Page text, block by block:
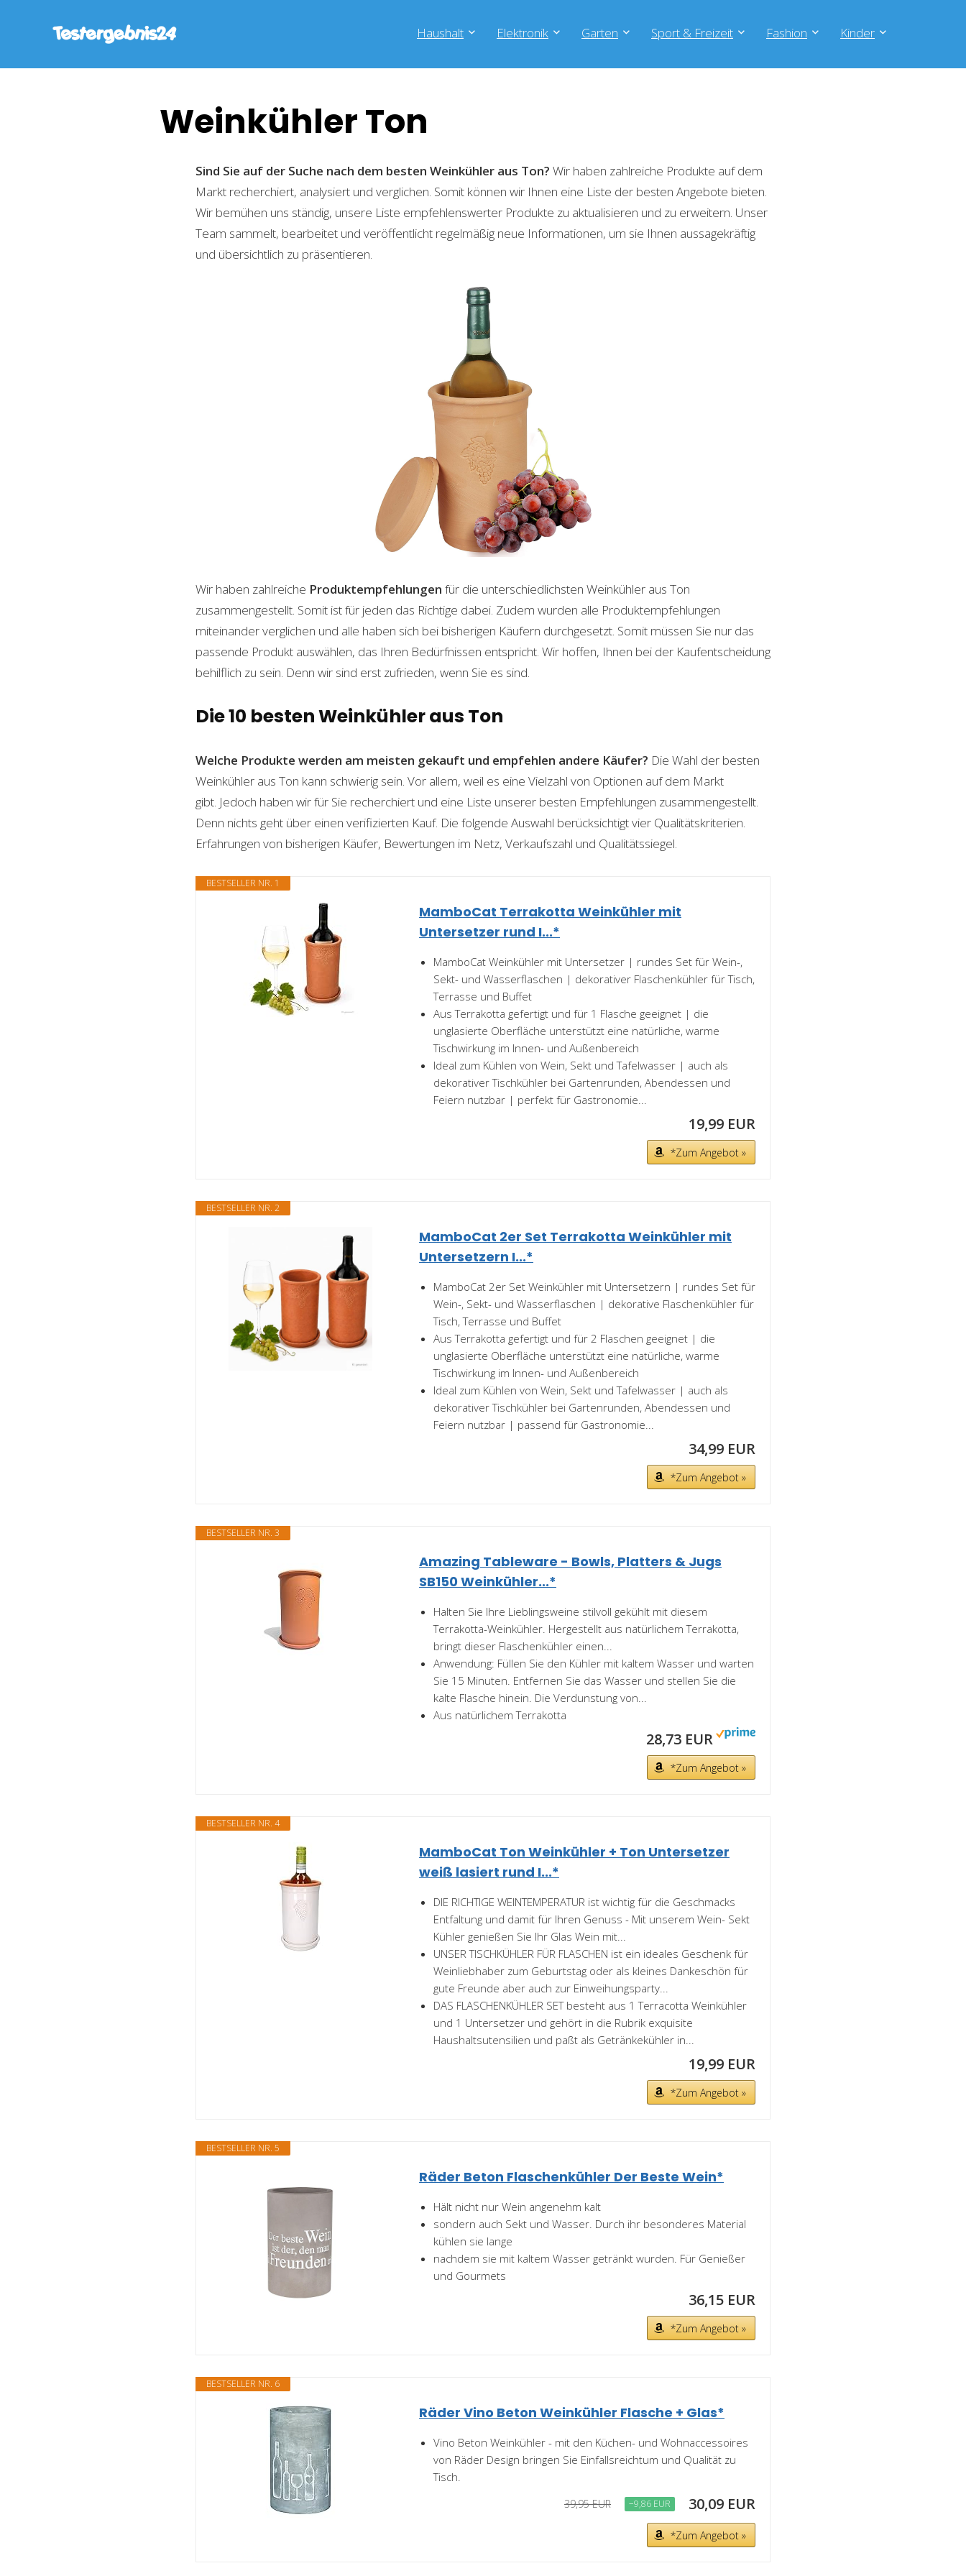
Haushalt Elektronik Garten Sport & Freizeit Fashion Kinder
Weinkühler Ton
Sind Sie auf der Suche nach dem besten Weinkühler aus Ton? Wir haben zahlreiche Produkte auf dem
Markt recherchiert, analysiert und verglichen. Somit können wir Ihnen eine Liste der besten Angebote bieten.
Wir bemühen uns ständig, unsere Liste empfehlenswerter Produkte zu aktualisieren und zu erweitern. Unser
Team sammelt, bearbeitet und veröffentlicht regelmäßig neue Informationen, um sie Ihnen aussagekräftig
und übersichtlich zu präsentieren.
Wir haben zahlreiche Produktempfehlungen für die unterschiedlichsten Weinkühler aus Ton
zusammengestellt. Somit ist für jeden das Richtige dabei. Zudem wurden alle Produktempfehlungen
miteinander verglichen und alle haben sich bei bisherigen Käufern durchgesetzt. Somit müssen Sie nur das
passende Produkt auswählen, das Ihren Bedürfnissen entspricht. Wir hoffen, Ihnen bei der Kaufentscheidung
behilflich zu sein. Denn wir sind erst zufrieden, wenn Sie es sind.
Die 10 besten Weinkühler aus Ton
Welche Produkte werden am meisten gekauft und empfehlen andere Käufer? Die Wahl der besten
Weinkühler aus Ton kann schwierig sein. Vor allem, weil es eine Vielzahl von Optionen auf dem Markt
gibt. Jedoch haben wir für Sie recherchiert und eine Liste unserer besten Empfehlungen zusammengestellt.
Denn nichts geht über einen verifizierten Kauf. Die folgende Auswahl berücksichtigt vier Qualitätskriterien.
Erfahrungen von bisherigen Käufer, Bewertungen im Netz, Verkaufszahl und Qualitätssiegel.
BESTSELLER NR. 1
MamboCat Terrakotta Weinkühler mit
Untersetzer rund I...*
MamboCat Weinkühler mit Untersetzer | rundes Set für Wein-,
Sekt- und Wasserflaschen | dekorativer Flaschenkühler für Tisch,
Terrasse und Buffet
Aus Terrakotta gefertigt und für 1 Flasche geeignet | die
unglasierte Oberfläche unterstützt eine natürliche, warme
Tischwirkung im Innen- und Außenbereich
Ideal zum Kühlen von Wein, Sekt und Tafelwasser | auch als
dekorativer Tischkühler bei Gartenrunden, Abendessen und
Feiern nutzbar | perfekt für Gastronomie...
19,99 EUR
*Zum Angebot »
BESTSELLER NR. 2
MamboCat 2er Set Terrakotta Weinkühler mit
Untersetzern I...*
MamboCat 2er Set Weinkühler mit Untersetzern | rundes Set für
Wein-, Sekt- und Wasserflaschen | dekorative Flaschenkühler für
Tisch, Terrasse und Buffet
Aus Terrakotta gefertigt und für 2 Flaschen geeignet | die
unglasierte Oberfläche unterstützt eine natürliche, warme
Tischwirkung im Innen- und Außenbereich
Ideal zum Kühlen von Wein, Sekt und Tafelwasser | auch als
dekorativer Tischkühler bei Gartenrunden, Abendessen und
Feiern nutzbar | passend für Gastronomie...
34,99 EUR
*Zum Angebot »
BESTSELLER NR. 3
Amazing Tableware - Bowls, Platters & Jugs
SB150 Weinkühler...*
Halten Sie Ihre Lieblingsweine stilvoll gekühlt mit diesem
Terrakotta-Weinkühler. Hergestellt aus natürlichem Terrakotta,
bringt dieser Flaschenkühler einen...
Anwendung: Füllen Sie den Kühler mit kaltem Wasser und warten
Sie 15 Minuten. Entfernen Sie das Wasser und stellen Sie die
kalte Flasche hinein. Die Verdunstung von...
Aus natürlichem Terrakotta
28,73 EUR
*Zum Angebot »
BESTSELLER NR. 4
MamboCat Ton Weinkühler + Ton Untersetzer
weiß lasiert rund I...*
DIE RICHTIGE WEINTEMPERATUR ist wichtig für die Geschmacks
Entfaltung und damit für Ihren Genuss - Mit unserem Wein- Sekt
Kühler genießen Sie Ihr Glas Wein mit...
UNSER TISCHKÜHLER FÜR FLASCHEN ist ein ideales Geschenk für
Weinliebhaber zum Geburtstag oder als kleines Dankeschön für
gute Freunde aber auch zur Einweihungsparty...
DAS FLASCHENKÜHLER SET besteht aus 1 Terracotta Weinkühler
und 1 Untersetzer und gehört in die Rubrik exquisite
Haushaltsutensilien und paßt als Getränkekühler in...
19,99 EUR
*Zum Angebot »
BESTSELLER NR. 5
Räder Beton Flaschenkühler Der Beste Wein*
Hält nicht nur Wein angenehm kalt
sondern auch Sekt und Wasser. Durch ihr besonderes Material
kühlen sie lange
nachdem sie mit kaltem Wasser getränkt wurden. Für Genießer
und Gourmets
36,15 EUR
*Zum Angebot »
BESTSELLER NR. 6
Räder Vino Beton Weinkühler Flasche + Glas*
Vino Beton Weinkühler - mit den Küchen- und Wohnaccessoires
von Räder Design bringen Sie Einfallsreichtum und Qualität zu
Tisch.
39,95 EUR −9,86 EUR 30,09 EUR
*Zum Angebot »